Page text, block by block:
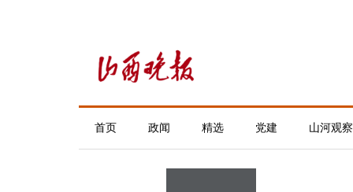
首页 政闻 精选 党建 山河观察